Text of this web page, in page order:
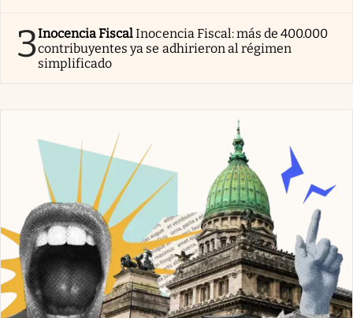
3Inocencia FiscalInocencia Fiscal: más de 400.000
contribuyentes ya se adhirieron al régimen
simplificado